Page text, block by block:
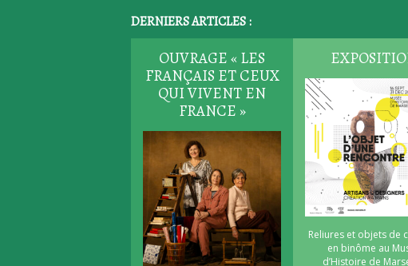
DERNIERS ARTICLES :
OUVRAGE « LES
FRANÇAIS ET CEUX
QUI VIVENT EN
FRANCE »
Reliures et objets de
en binôme au
d’Histoire de